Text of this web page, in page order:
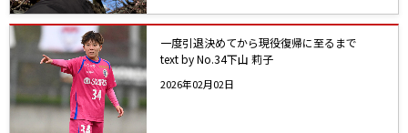
一度引退決めてから現役復帰に至るまで
text by No.34下山 莉子
2026年02月02日